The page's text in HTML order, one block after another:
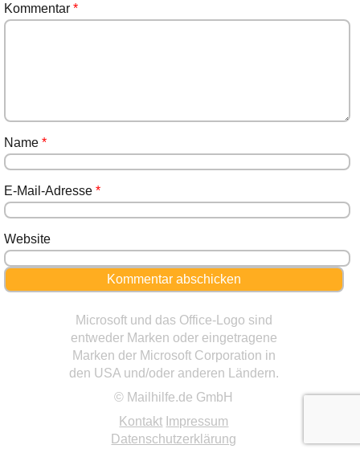
Kommentar *
Name *
E-Mail-Adresse *
Website
Microsoft und das Office-Logo sind
entweder Marken oder eingetragene
Marken der Microsoft Corporation in
den USA und/oder anderen Ländern.
© Mailhilfe.de GmbH
Kontakt Impressum
Datenschutzerklärung